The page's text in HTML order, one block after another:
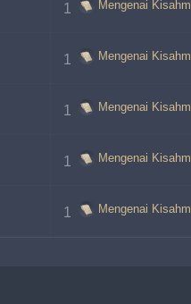
1 Mengenai
1 Mengenai
1 Mengenai
1 Mengenai
1 Mengenai